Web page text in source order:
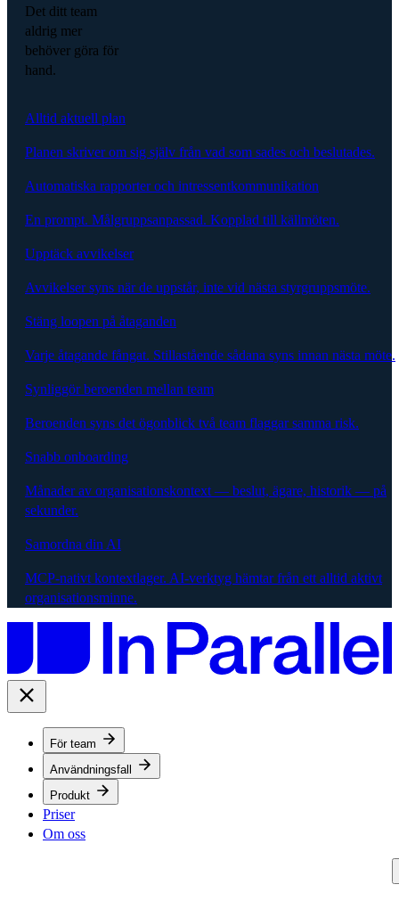
Det ditt team
aldrig mer
behöver göra för
hand.
Alltid aktuell plan
Planen skriver om sig själv från vad som sades och beslutades.
Automatiska rapporter och intressentkommunikation
En prompt. Målgruppsanpassad. Kopplad till källmöten.
Upptäck avvikelser
Avvikelser syns när de uppstår, inte vid nästa styrgruppsmöte.
Stäng loopen på åtaganden
Varje åtagande fångat. Stillastående sådana syns innan nästa möte.
Synliggör beroenden mellan team
Beroenden syns det ögonblick två team flaggar samma risk.
Snabb onboarding
Månader av organisationskontext — beslut, ägare, historik — på
sekunder.
Samordna din AI
MCP-nativt kontextlager. AI-verktyg hämtar från ett alltid aktivt
organisationsminne.
För team
Användningsfall
Produkt
Priser
Om oss